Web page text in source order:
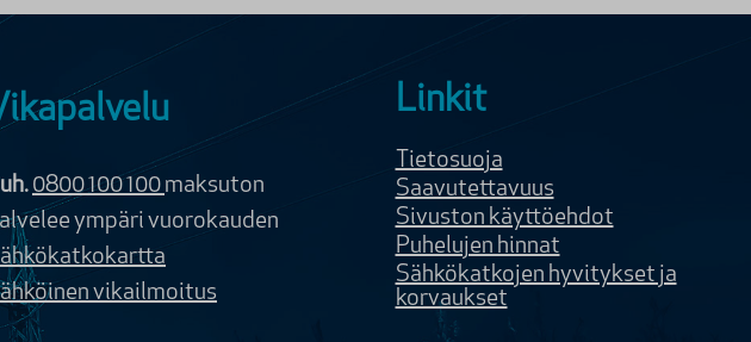
0800 100 100 maksuton
ympäri vuorokauden
vikailmoitus
Linkit
Tietosuoja
Saavutettavuus
Sivuston käyttöehdot
Puhelujen hinnat
Sähkökatkojen hyvitykset ja
korvaukset